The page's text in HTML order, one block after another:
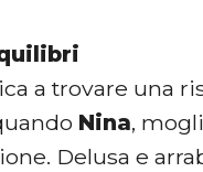
a trovare una
Nina,
Delusa e